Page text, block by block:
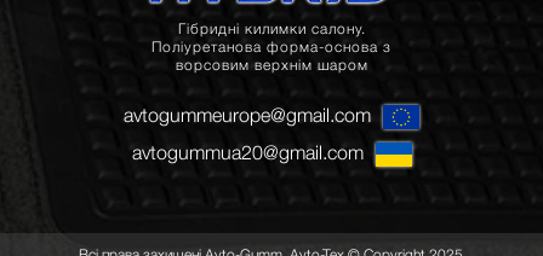
Гібридні килимки салону.
Поліуретанова форма-основа з
ворсовим верхнім шаром
avtogummeurope@gmail.com
avtogummua20@gmail.com